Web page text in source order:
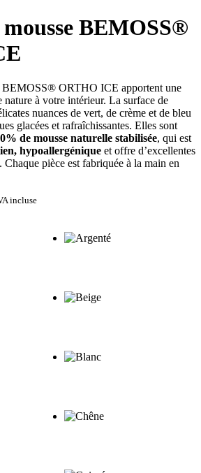
BEMOSS®
BEMOSS® ORTHO ICE apportent une
nature à votre intérieur. La surface de
nuances de vert, de crème et de bleu
glacées et rafraîchissantes. Elles sont
de mousse naturelle stabilisée, qui est
hypoallergénique et offre d’excellentes
. Chaque pièce est fabriquée à la main en
incluse